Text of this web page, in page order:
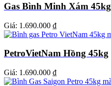
Gas Bình Minh Xám 45kg
Giá: 1.690.000 ₫
PetroVietNam Hồng 45kg
Giá: 1.690.000 ₫